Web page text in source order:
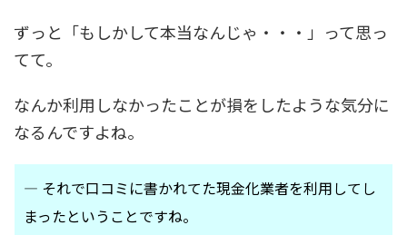
ずっと 「もしかして本当なんじゃ・・・」 って思っ
てて。
なんか利用しなかったことが損をしたような気分に
なるんですよね。
― それで口コミに書かれてた現金化業者を利用してし
まったということですね。